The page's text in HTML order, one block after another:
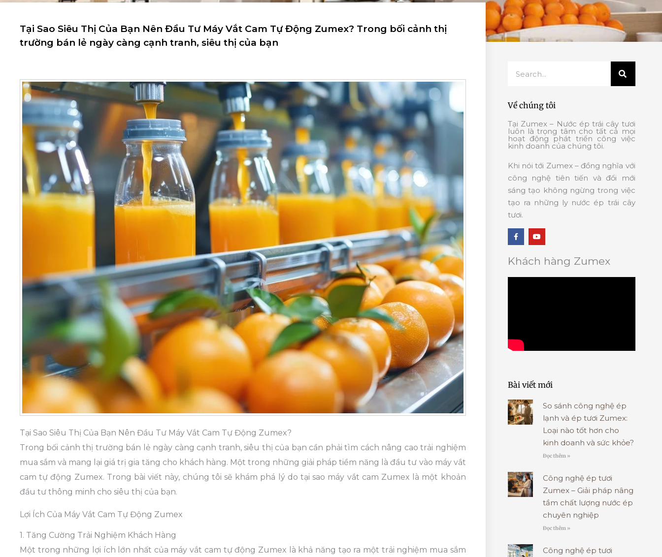
Tại Sao Siêu Thị Của Bạn Nên Đầu Tư Máy Vắt Cam Tự Động Zumex? Trong bối cảnh thị
trường bán lẻ ngày càng cạnh tranh, siêu thị của bạn
Tại Sao Siêu Thị Của Bạn Nên Đầu Tư Máy Vắt Cam Tự Động Zumex?
Trong bối cảnh thị trường bán lẻ ngày càng cạnh tranh, siêu thị của bạn cần phải tìm cách nâng cao trải nghiệm
mua sắm và mang lại giá trị gia tăng cho khách hàng. Một trong những giải pháp tiềm năng là đầu tư vào máy vắt
cam tự động Zumex. Trong bài viết này, chúng tôi sẽ khám phá lý do tại sao máy vắt cam Zumex là một khoản
đầu tư thông minh cho siêu thị của bạn.
Lợi Ích Của Máy Vắt Cam Tự Động Zumex
1. Tăng Cường Trải Nghiệm Khách Hàng
Một trong những lợi ích lớn nhất của máy vắt cam tự động Zumex là khả năng tạo ra một trải nghiệm mua sắm
Về chúng tôi
Tại Zumex – Nước ép trái cây tươi
luôn là trọng tâm cho tất cả mọi
hoạt động phát triển công việc
kinh doanh của chúng tôi.
Khi nói tới Zumex – đồng nghĩa với
công nghệ tiên tiến và đổi mới
sáng tạo không ngừng trong việc
tạo ra những ly nước ép trái cây
tươi.
F
a
c
b
o
k
Y
o
u
u
b
Khách hàng Zumex
Bài viết mới
So sánh công nghệ ép
lạnh và ép tươi Zumex:
Loại nào tốt hơn cho
kinh doanh và sức khỏe?
Đọc thêm »
Công nghệ ép tươi
Zumex – Giải pháp nâng
tầm chất lượng nước ép
chuyên nghiệp
Đọc thêm »
Công nghệ ép tươi